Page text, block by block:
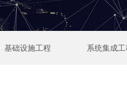
基础设施工程 系统集成